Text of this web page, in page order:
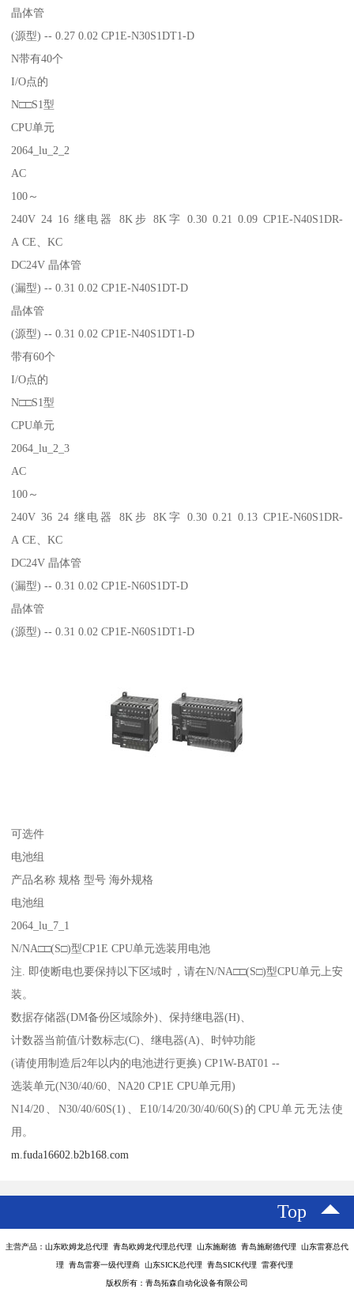
晶体管
(源型) -- 0.27 0.02 CP1E-N30S1DT1-D
N带有40个
I/O点的
N□□S1型
CPU单元
2064_lu_2_2
AC
100～
240V 24 16 继电器 8K步 8K字 0.30 0.21 0.09 CP1E-N40S1DR-
A CE、KC
DC24V 晶体管
(漏型) -- 0.31 0.02 CP1E-N40S1DT-D
晶体管
(源型) -- 0.31 0.02 CP1E-N40S1DT1-D
带有60个
I/O点的
N□□S1型
CPU单元
2064_lu_2_3
AC
100～
240V 36 24 继电器 8K步 8K字 0.30 0.21 0.13 CP1E-N60S1DR-
A CE、KC
DC24V 晶体管
(漏型) -- 0.31 0.02 CP1E-N60S1DT-D
晶体管
(源型) -- 0.31 0.02 CP1E-N60S1DT1-D
可选件
电池组
产品名称 规格 型号 海外规格
电池组
2064_lu_7_1
N/NA□□(S□)型CP1E CPU单元选装用电池
注. 即使断电也要保持以下区域时，请在N/NA□□(S□)型CPU单元上安
装。
数据存储器(DM备份区域除外)、保持继电器(H)、
计数器当前值/计数标志(C)、继电器(A)、时钟功能
(请使用制造后2年以内的电池进行更换) CP1W-BAT01 --
选装单元(N30/40/60、NA20 CP1E CPU单元用)
N14/20、N30/40/60S(1)、E10/14/20/30/40/60(S)的CPU单元无法使
用。
m.fuda16602.b2b168.com
Top
主营产品：山东欧姆龙总代理 青岛欧姆龙代理总代理 山东施耐德 青岛施耐德代理 山东雷赛总代
理 青岛雷赛一级代理商 山东SICK总代理 青岛SICK代理 雷赛代理
版权所有：青岛拓森自动化设备有限公司